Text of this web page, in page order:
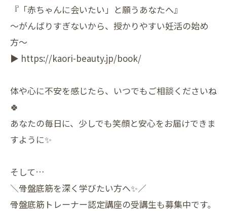
『「赤ちゃんに会いたい」と願うあなたへ』
〜がんばりすぎないから、授かりやすい妊活の始め
方〜
▶︎ https://kaori-beauty.jp/book/
体や心に不安を感じたら、いつでもご相談くださいね
🍀
あなたの毎日に、少しでも笑顔と安心をお届けできま
すように✨
そして…
＼骨盤底筋を深く学びたい方へ✨／
骨盤底筋トレーナー認定講座の受講生も募集中です。